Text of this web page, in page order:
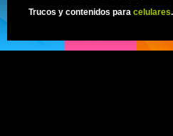
Trucos y contenidos para celulares.